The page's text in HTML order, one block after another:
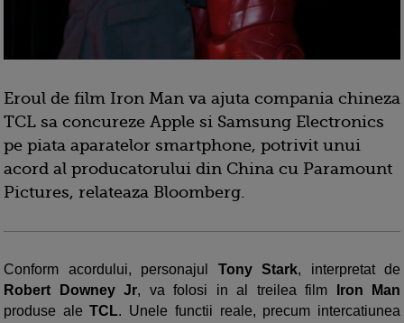
Eroul de film Iron Man va ajuta compania chineza
TCL sa concureze Apple si Samsung Electronics
pe piata aparatelor smartphone, potrivit unui
acord al producatorului din China cu Paramount
Pictures, relateaza Bloomberg.
Conform acordului, personajul Tony Stark, interpretat de
Robert Downey Jr, va folosi in al treilea film
Iron Man
produse ale TCL. Unele functii reale, precum intercatiunea